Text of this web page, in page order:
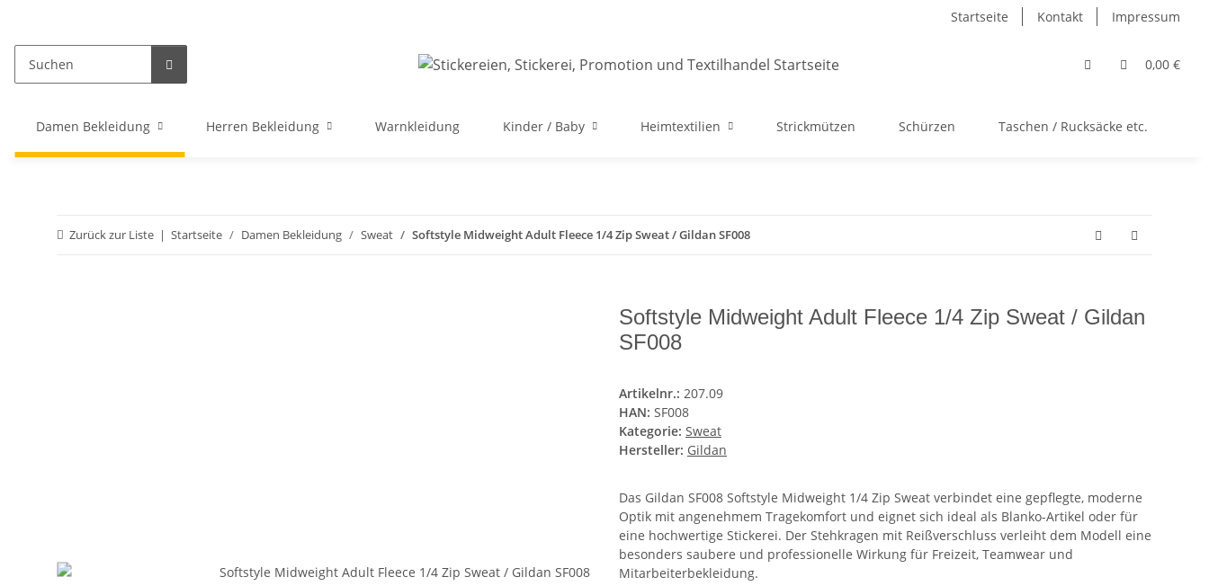
Startseite Kontakt Impressum
0,00 €
Damen Bekleidung Herren Bekleidung Warnkleidung Kinder / Baby Heimtextilien Strickmützen Schürzen Taschen / Rucksäcke etc.
Zurück zur Liste Startseite Damen Bekleidung Sweat Softstyle Midweight Adult Fleece 1/4 Zip Sweat / Gildan SF008
Softstyle Midweight Adult Fleece 1/4 Zip Sweat / Gildan
SF008
Artikelnr.: 207.09
HAN: SF008
Kategorie: Sweat
Hersteller: Gildan
Das Gildan SF008 Softstyle Midweight 1/4 Zip Sweat verbindet eine gepflegte, moderne
Optik mit angenehmem Tragekomfort und eignet sich ideal als Blanko-Artikel oder für
eine hochwertige Stickerei. Der Stehkragen mit Reißverschluss verleiht dem Modell eine
besonders saubere und professionelle Wirkung für Freizeit, Teamwear und
Mitarbeiterbekleidung.